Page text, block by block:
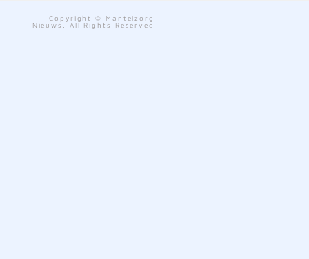
Copyright © Mantelzorg
Nieuws. All Rights Reserved